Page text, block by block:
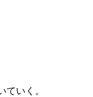
いく。